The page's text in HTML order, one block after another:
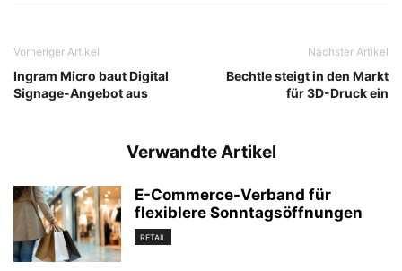
Vorheriger Artikel
Ingram Micro baut Digital
Signage-Angebot aus
Nächster Artikel
Bechtle steigt in den Markt
für 3D-Druck ein
Verwandte Artikel
E-Commerce-Verband für
flexiblere Sonntagsöffnungen
RETAIL